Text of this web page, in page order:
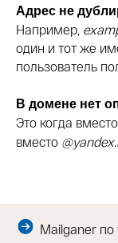
Адрес не
Например,
один и тот же
пользователь
В домене нет
Это когда вместо
вместо
Mailganer